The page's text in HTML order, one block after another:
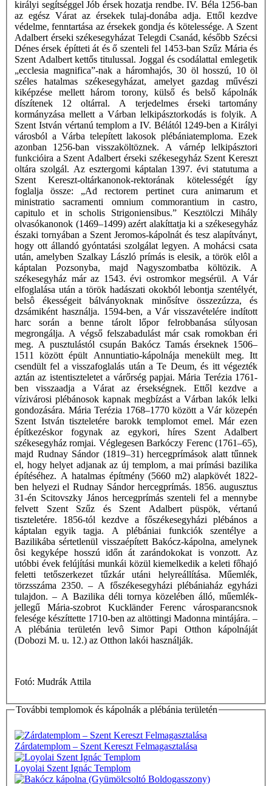
királyi segítséggel Jób érsek hozatja rendbe. IV. Béla 1256-ban
az egész Várat az érsekek tulaj-donába adja. Ettől kezdve
védelme, fenntartása az érsekek gondja és kötelessége. A Szent
Adalbert érseki székesegyházat Telegdi Csanád, később Szécsi
Dénes érsek építteti át és ő szenteli fel 1453-ban Szűz Mária és
Szent Adalbert kettős titulussal. Joggal és csodálattal emlegetik
„ecclesia magnifica”-nak a háromhajós, 30 öl hosszú, 10 öl
széles hatalmas székesegyházat, amelyet gazdag művészi
kiképzése mellett három torony, külső és belső kápolnák
díszítenek 12 oltárral. A terjedelmes érseki tartomány
kormányzása mellett a Várban lelkipásztorkodás is folyik. A
Szent István vértanú templom a IV. Bélától 1249-ben a Királyi
városból a Várba telepített lakosok plébániatemploma. Ezek
azonban 1256-ban visszaköltöznek. A várnép lelkipásztori
funkcióira a Szent Adalbert érseki székesegyház Szent Kereszt
oltára szolgál. Az esztergomi káptalan 1397. évi statutuma a
Szent Kereszt-oltárkanonok-rektorának kötelességét így
foglalja össze: „Ad rectorem pertinet cura animarum et
ministratio sacramenti omnium commorantium in castro,
capitulo et in scholis Strigoniensibus.” Kesztölczi Mihály
olvasókanonok (1469–1499) azért alakíttatja ki a székesegyház
északi tornyában a Szent Jeromos-kápolnát és tesz alapítványt,
hogy ott állandó gyóntatási szolgálat legyen. A mohácsi csata
után, amelyben Szalkay László prímás is elesik, a török elôl a
káptalan Pozsonyba, majd Nagyszombatba költözik. A
székesegyház már az 1543. évi ostromkor megsérül. A Vár
elfoglalása után a török hadászati okokból lebontja szentélyét,
belsô ékességeit bálványoknak minősítve összezúzza, és
dzsámiként használja. 1594-ben, a Vár visszavételére indított
harc során a benne tárolt lőpor felrobbanása súlyosan
megrongálja. A végső felszabadulást már csak romokban éri
meg. A pusztulástól csupán Bakócz Tamás érseknek 1506–
1511 között épült Annuntiatio-kápolnája menekült meg. Itt
csendült fel a visszafoglalás után a Te Deum, és itt végezték
aztán az istentiszteletet a várőrség papjai. Mária Terézia 1761-
ben visszaadja a Várat az érsekségnek. Ettől kezdve a
vízivárosi plébánosok kapnak megbízást a Várban lakók lelki
gondozására. Mária Terézia 1768–1770 között a Vár közepén
Szent István tiszteletére barokk templomot emel. Már ezen
építkezéskor fogynak az egykori, híres Szent Adalbert
székesegyház romjai. Véglegesen Barkóczy Ferenc (1761–65),
majd Rudnay Sándor (1819–31) hercegprímások alatt tűnnek
el, hogy helyet adjanak az új templom, a mai prímási bazilika
építéséhez. A hatalmas építmény (5660 m2) alapkövét 1822-
ben helyezi el Rudnay Sándor hercegprímás. 1856. augusztus
31-én Scitovszky János hercegprímás szenteli fel a mennybe
felvett Szent Szűz és Szent Adalbert püspök, vértanú
tiszteletére. 1856-tól kezdve a főszékesegyházi plébános a
káptalan egyik tagja. A plébániai funkciók szentélye a
Bazilikába sértetlenül visszaépített Bakócz-kápolna, amelynek
ôsi kegyképe hosszú időn át zarándokokat is vonzott. Az
utóbbi évek felújítási munkái közül kiemelkedik a keleti főhajó
feletti tetőszerkezet tűzkár utáni helyreállítása. Műemlék,
törzsszáma 2350. – A főszékesegyházi plébániaház egyházi
tulajdon. – A Bazilika déli tornya közelében álló, műemlék-
jellegű Mária-szobrot Kuckländer Ferenc városparancsnok
felesége készíttette 1710-ben az altöttingi Madonna mintájára. –
A plébánia területén levô Simor Papi Otthon kápolnáját
(Dobozi M. u. 12.) az Otthon lakói használják.
Fotó: Mudrák Attila
További templomok és kápolnák a plébánia területén
Zárdatemplom – Szent Kereszt Felmagasztalása
Loyolai Szent Ignác Templom